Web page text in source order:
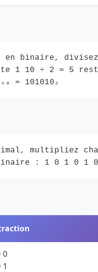
en binaire,
1 10 ÷ 2 = 5
= 101010₂
multipliez
: 1 0 1 0 1
0
1